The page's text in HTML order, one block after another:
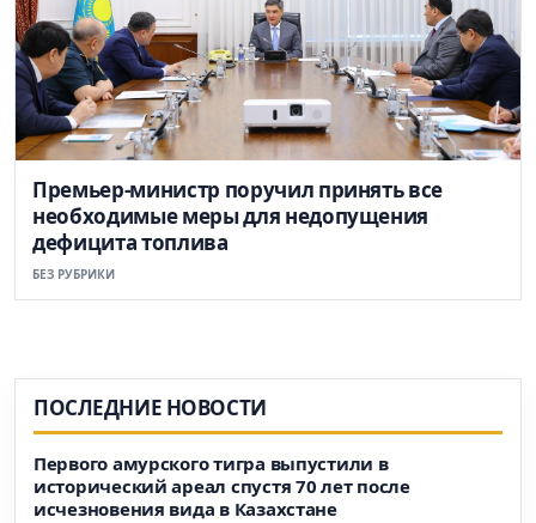
Премьер-министр поручил принять все
необходимые меры для недопущения
дефицита топлива
БЕЗ РУБРИКИ
ПОСЛЕДНИЕ НОВОСТИ
Первого амурского тигра выпустили в
исторический ареал спустя 70 лет после
исчезновения вида в Казахстане